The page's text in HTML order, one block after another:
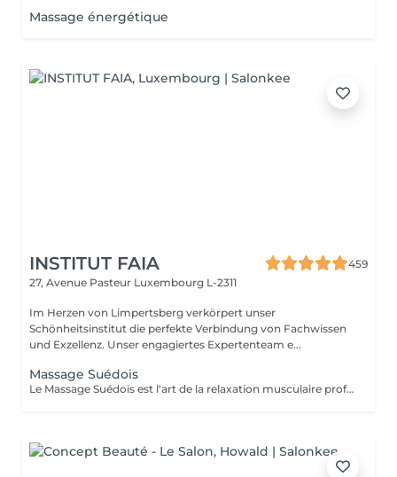
Massage énergétique
INSTITUT FAIA
459
27, Avenue Pasteur Luxembourg L-2311
Im Herzen von Limpertsberg verkörpert unser
Schönheitsinstitut die perfekte Verbindung von Fachwissen
und Exzellenz. Unser engagiertes Expertenteam e...
Massage Suédois
Le Massage Suédois est l'art de la relaxation musculaire profonde. Nos thérapeutes experts utilisent des mouvements fluides et des pressions modulables pour détendre les muscles et réduire les tensions. Idéal pour soulager le stress, améliorer la circulation et retrouver une mobilité optimale. Offrez à votre corps le traitement qu'il mérite et ressentez la différence dès la première séance.